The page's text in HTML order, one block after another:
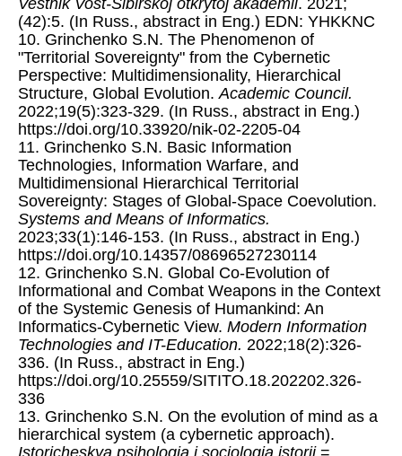
Vestnik Vost-Sibirskoj otkrytoj akademii. 2021;
(42):5. (In Russ., abstract in Eng.) EDN: YHKKNC
10. Grinchenko S.N. The Phenomenon of
"Territorial Sovereignty" from the Cybernetic
Perspective: Multidimensionality, Hierarchical
Structure, Global Evolution.Academic Council.
2022;19(5):323-329. (In Russ., abstract in Eng.)
https://doi.org/10.33920/nik-02-2205-04
11. Grinchenko S.N. Basic Information
Technologies, Information Warfare, and
Multidimensional Hierarchical Territorial
Sovereignty: Stages of Global-Space Coevolution.
Systems and Means of Informatics.
2023;33(1):146-153. (In Russ., abstract in Eng.)
https://doi.org/10.14357/08696527230114
12. Grinchenko S.N. Global Co-Evolution of
Informational and Combat Weapons in the Context
of the Systemic Genesis of Humankind: An
Informatics-Cybernetic View. Modern Information
Technologies and IT-Education. 2022;18(2):326-
336. (In Russ., abstract in Eng.)
https://doi.org/10.25559/SITITO.18.202202.326-
336
13. Grinchenko S.N. On the evolution of mind as a
hierarchical system (a cybernetic approach).